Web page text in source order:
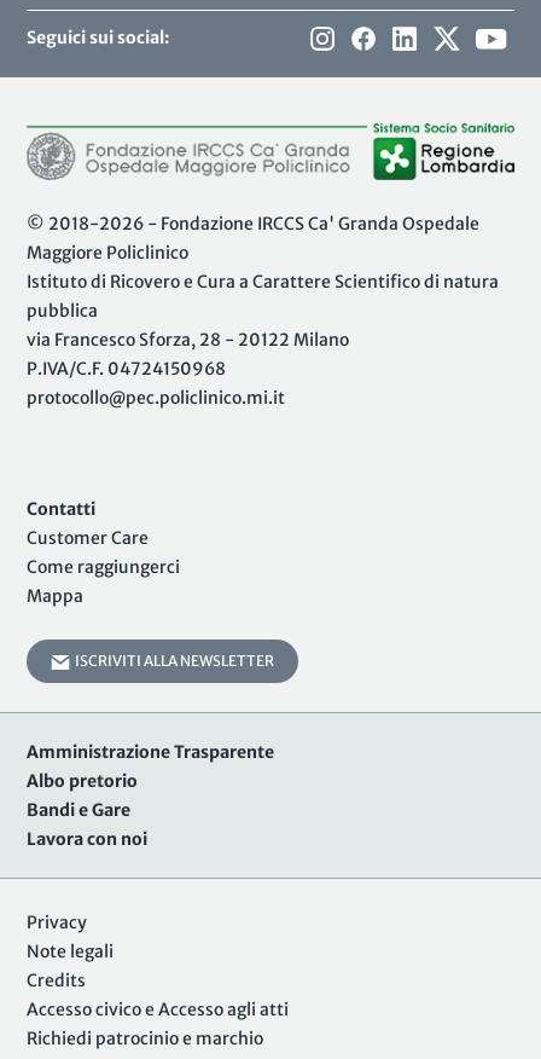
Seguici sui social:
© 2018-2026 - Fondazione IRCCS Ca' Granda Ospedale
Maggiore Policlinico
Istituto di Ricovero e Cura a Carattere Scientifico di natura
pubblica
via Francesco Sforza, 28 - 20122 Milano
P.IVA/C.F. 04724150968
protocollo@pec.policlinico.mi.it
Contatti
Customer Care
Come raggiungerci
Mappa
ISCRIVITI ALLA NEWSLETTER
Amministrazione Trasparente
Albo pretorio
Bandi e Gare
Lavora con noi
Privacy
Note legali
Credits
Accesso civico e Accesso agli atti
Richiedi patrocinio e marchio